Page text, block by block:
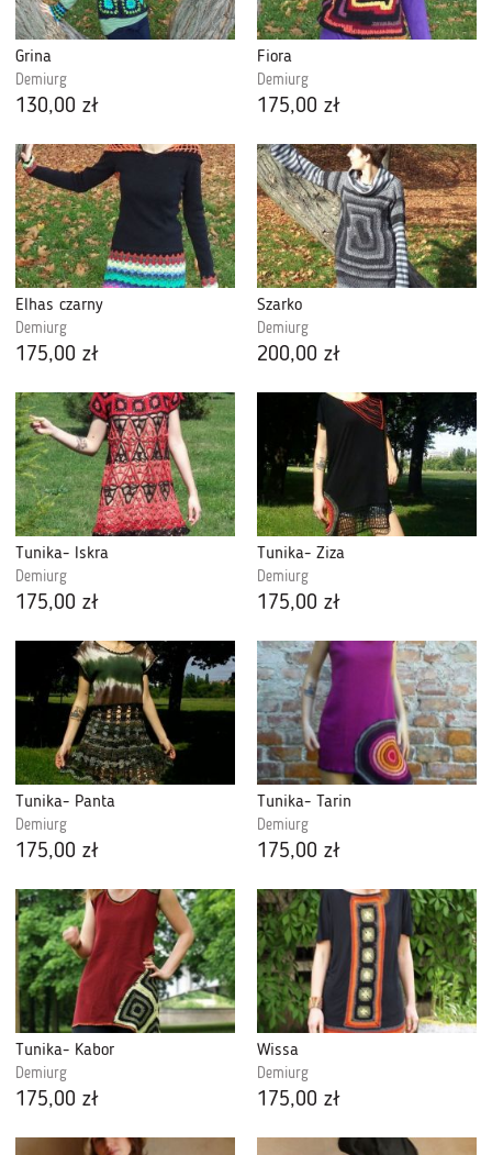
Grina
Demiurg
130,00 zł
Fiora
Demiurg
175,00 zł
Elhas czarny
Demiurg
175,00 zł
Szarko
Demiurg
200,00 zł
Tunika- Iskra
Demiurg
175,00 zł
Tunika- Ziza
Demiurg
175,00 zł
Tunika- Panta
Demiurg
175,00 zł
Tunika- Tarin
Demiurg
175,00 zł
Tunika- Kabor
Demiurg
175,00 zł
Wissa
Demiurg
175,00 zł